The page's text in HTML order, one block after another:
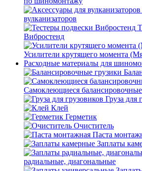
вулканизаторов
Вибростенд
Усилители крутящего момента
Расходные материалы для
Самоклеющиеся
Груза для
Клей
Герметик
Очиститель
Паста
Заплаты
радиальные, диагональные